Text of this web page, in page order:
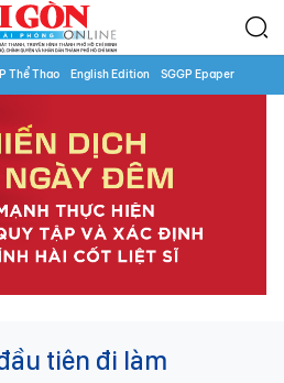
Thể Thao English Edition SGGP Epaper
tiên đi làm